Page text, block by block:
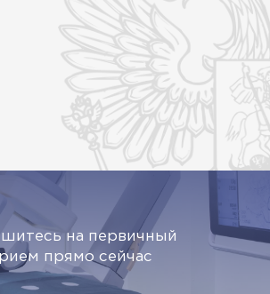
на первичный
прямо сейчас